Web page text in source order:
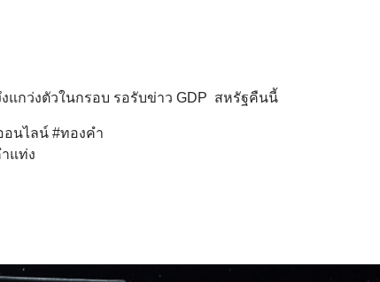
กว่งตัวในกรอบ รอรับข่าว GDP สหรัฐคืนนี้
นไลน์ #ทองคำ
แท่ง